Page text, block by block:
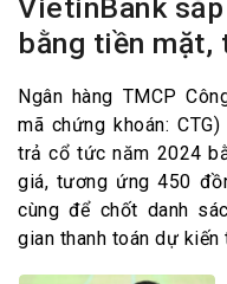
VietinBank
bằng tiền mặt,
Ngân hàng TMCP
mã chứng khoán:
trả cổ tức năm 2024
giá, tương ứng 450
cùng để chốt danh
gian thanh toán dự